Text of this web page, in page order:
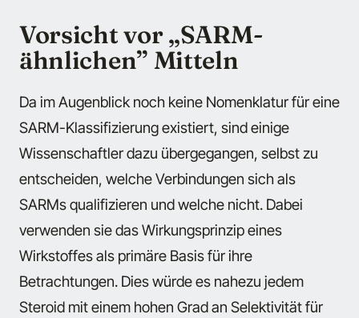
Vorsicht vor „SARM-
ähnlichen” Mitteln
Da im Augenblick noch keine Nomenklatur für eine
SARM-Klassifizierung existiert, sind einige
Wissenschaftler dazu übergegangen, selbst zu
entscheiden, welche Verbindungen sich als
SARMs qualifizieren und welche nicht. Dabei
verwenden sie das Wirkungsprinzip eines
Wirkstoffes als primäre Basis für ihre
Betrachtungen. Dies würde es nahezu jedem
Steroid mit einem hohen Grad an Selektivität für